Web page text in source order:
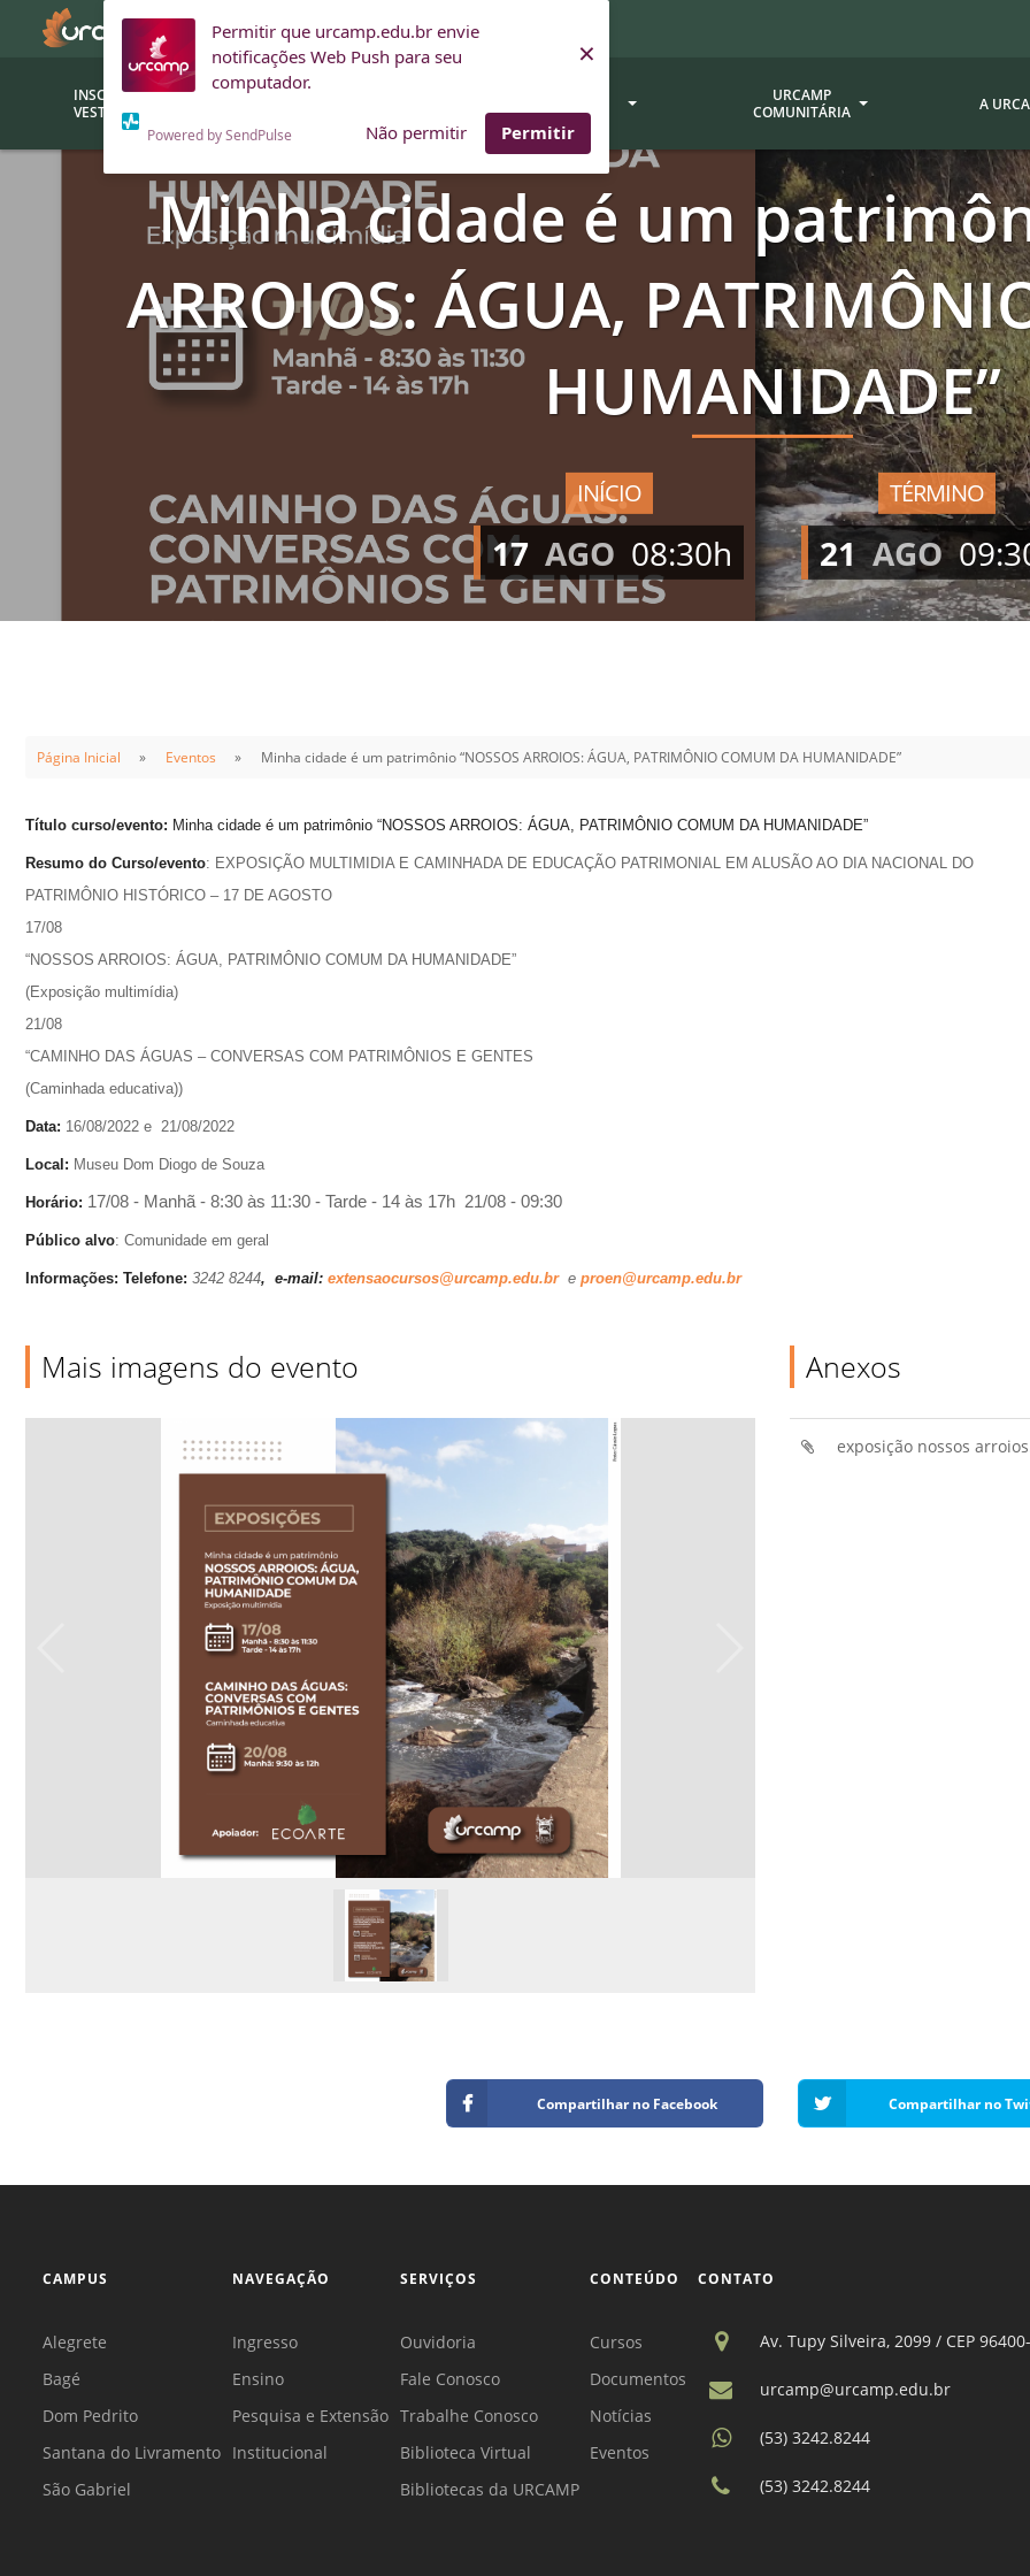
Permitir que urcamp.edu.br envie
notificações Web Push para seu
computador.
Powered by SendPulse Não permitir Permitir
×
INSCRIÇÕES
VESTIBULAR
BOLSAS E
Bolsas
(funcionários/professores)
PROUNI
Convênios (empresas)
Descontos
URCAMP
Fale com um atendente!!
URCAMP
Editora - EDIURCAMP
Inovação Urcamp
Consultoria Jr.
Clínica Veterinária (BAGÉ)
Núcleo de Apoio Contábil e
Fiscal
Laboratório de Análise de
Sementes - INTEC
Laboratório de
Biotecnologia Vegetal -
NPJ (Núcleo de Prática
Jurídica) - Bagé, Santana do
NPS - Núcleo de Práticas
URCAMP
COMUNITÁRIA
Hospital Universitário
Jornal Minuano
Museu Dom Diogo de Souza
Museu da Gravura
Desenvolvimento Regional
Nossos Campi - Alegrete,
Bagé, Dom Pedrito, São
Gabriel, Santana do
Livramento
Vídeo Institucional Fazer
Urcamp Faz Bem
A
Fundação
Avaliação
Urcamp
Comissão
Avaliação
Documentos
Resoluções
Editais /
Institucional
Trabalhe
Minha cidade é um
ARROIOS: ÁGUA,
HUMANIDADE”
INÍCIO
17 AGO 08:30h
TÉRMINO
21 AGO
Página Inicial Eventos Minha cidade é um patrimônio “NOSSOS ARROIOS: ÁGUA, PATRIMÔNIO COMUM DA HUMANIDADE”
Título curso/evento: Minha cidade é um patrimônio “NOSSOS ARROIOS: ÁGUA, PATRIMÔNIO COMUM DA HUMANIDADE”
Resumo do Curso/evento: EXPOSIÇÃO MULTIMIDIA E CAMINHADA DE EDUCAÇÃO PATRIMONIAL EM ALUSÃO AO DIA NACIONAL DO
PATRIMÔNIO HISTÓRICO – 17 DE AGOSTO
17/08
“NOSSOS ARROIOS: ÁGUA, PATRIMÔNIO COMUM DA HUMANIDADE”
(Exposição multimídia)
21/08
“CAMINHO DAS ÁGUAS – CONVERSAS COM PATRIMÔNIOS E GENTES
(Caminhada educativa))
Data: 16/08/2022 e 21/08/2022
Local : Museu Dom Diogo de Souza
Horário: 17/08 - Manhã - 8:30 às 11:30 - Tarde - 14 às 17h 21/08 - 09:30
Público alvo: Comunidade em geral
Informações: Telefone: 3242 8244, e-mail: extensaocursos@urcamp.edu.bre proen@urcamp.edu.br
Mais imagens do evento Anexos
exposição nossos
Compartilhar no Facebook Compartilhar no
CAMPUS
Alegrete
Bagé
Dom Pedrito
Santana do Livramento
São Gabriel
NAVEGAÇÃO
Ingresso
Ensino
Pesquisa e Extensão
Institucional
SERVIÇOS
Ouvidoria
Fale Conosco
Trabalhe Conosco
Biblioteca Virtual
Bibliotecas da URCAMP
CONTEÚDO
Cursos
Documentos
Notícias
Eventos
CONTATO
Av. Tupy Silveira, 2099 / CEP
urcamp@urcamp.edu.br
(53) 3242.8244
(53) 3242.8244